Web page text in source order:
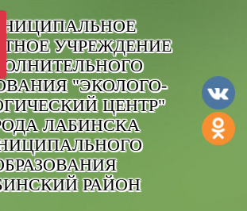
УЧРЕЖДЕНИЕ
"ЭКОЛОГО-
ЦЕНТР"
ЛАБИНСКА
РАЙОН